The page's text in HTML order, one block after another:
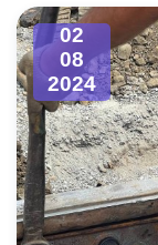
02
08
2024